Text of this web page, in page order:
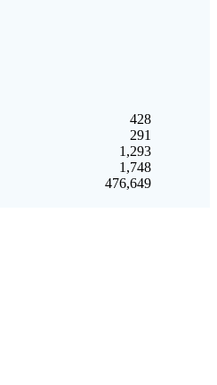
428
291
1,293
1,748
476,649